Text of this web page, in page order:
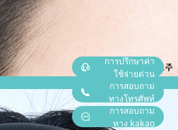
การปรึกษาค่า
ใช้จ่ายด่วน
การสอบถาม
ทางโทรศัพท์
การสอบถาม
ทาง kakao